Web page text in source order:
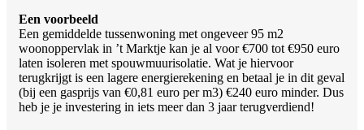
Een voorbeeld
Een gemiddelde tussenwoning met ongeveer 95 m2
woonoppervlak in ’t Marktje kan je al voor €700 tot €950 euro
laten isoleren met spouwmuurisolatie. Wat je hiervoor
terugkrijgt is een lagere energierekening en betaal je in dit geval
(bij een gasprijs van €0,81 euro per m3) €240 euro minder. Dus
heb je je investering in iets meer dan 3 jaar terugverdiend!